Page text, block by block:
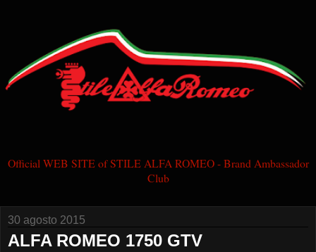
Official WEB SITE of STILE ALFA ROMEO - Brand Ambassador
Club
30 agosto 2015
ALFA ROMEO 1750 GTV